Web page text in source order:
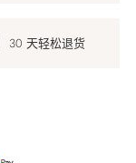
30 天轻松退货